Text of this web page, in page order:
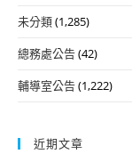
未分類(1,285)
總務處公告(42)
輔導室公告(1,222)
近期文章